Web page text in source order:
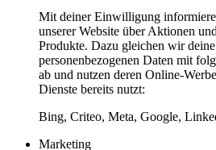
Mit deiner Einwilligung
unserer Website über Aktionen
Produkte. Dazu gleichen wir
personenbezogenen Daten mit
ab und nutzen deren Online-
Dienste bereits nutzt:
Bing, Criteo, Meta, Google,
Marketing